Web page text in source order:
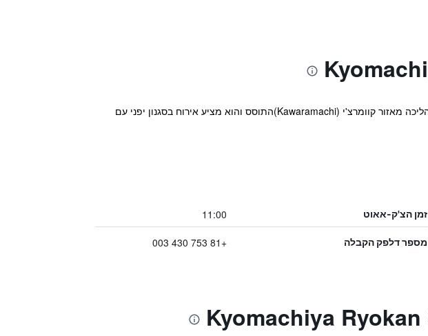
ריוקן קיומצ'יאה (Kyomachiya Ryokan Sakura Urushitei ) ממוקם במרחק של 10 דקות הליכה מאזור קוומרצ'י (Kawaramachi)התוסס והוא מציע אירוח בסגנון יפני עם
זמן הצ'ק-אאוט 11:00
מספר דלפק הקבלה +81 753 430 003